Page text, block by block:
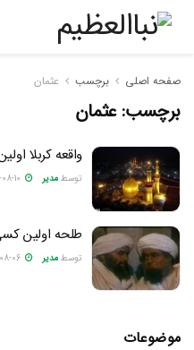
صفحه اصلی برچسب عثمان
برچسب:عثمان
واقعه کربلا
توسط مدیر
طلحه اولین
توسط مدیر
موضوعات